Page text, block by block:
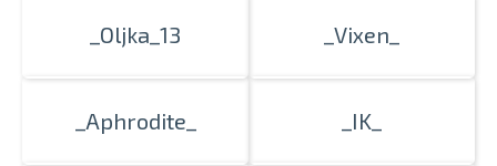
_Oljka_13 _Vixen_
_Aphrodite_ _IK_